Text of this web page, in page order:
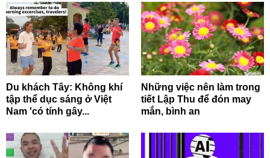
Du khách Tây: Không khí
tập thể dục sáng ở Việt
Nam 'có tính gây...
Những việc nên làm trong
tiết Lập Thu để đón may
mắn, bình an